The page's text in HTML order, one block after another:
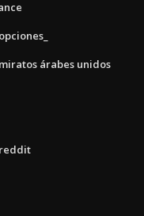
árabes unidos